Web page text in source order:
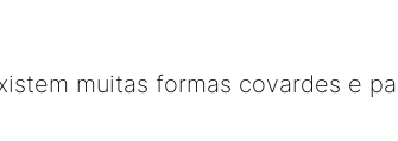
muitas formas covardes e